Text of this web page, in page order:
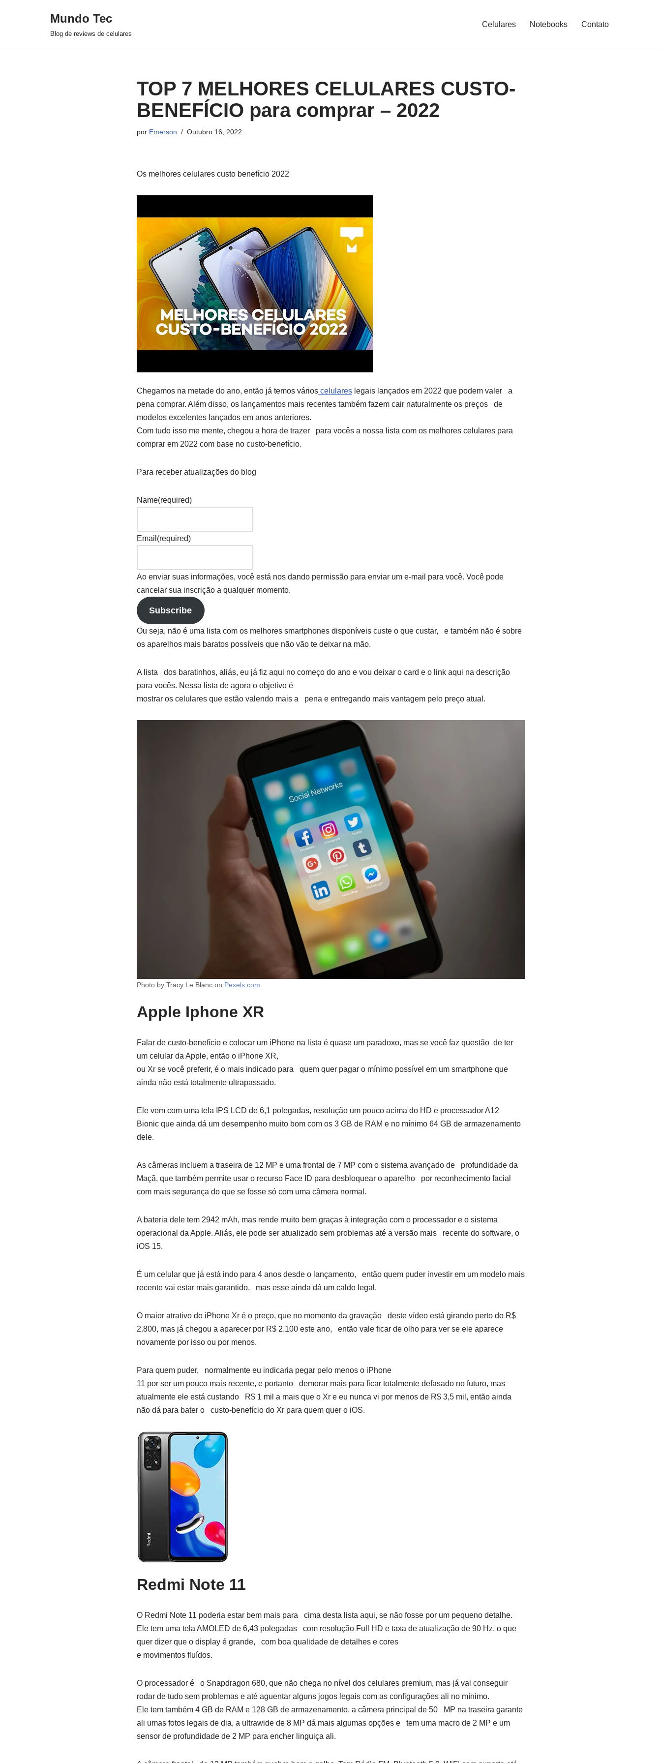
Mundo Tec
Blog de reviews de celulares
Celulares Notebooks Contato
TOP 7 MELHORES CELULARES CUSTO-
BENEFÍCIO para comprar – 2022
por Emerson Outubro 16, 2022
Os melhores celulares custo benefício 2022
Chegamos na metade do ano, então já temos várioscelulareslegais lançados em 2022 que podem valer a
pena comprar. Além disso, os lançamentos mais recentes também fazem cair naturalmente os preços de
modelos excelentes lançados em anos anteriores.
Com tudo isso me mente, chegou a hora de trazer para vocês a nossa lista com os melhores celulares para
comprar em 2022 com base no custo-benefício.
Para receber atualizações do blog
Name(required)
Email (required)
Ao enviar suas informações, você está nos dando permissão para enviar um e-mail para você. Você pode
cancelar sua inscrição a qualquer momento.
Subscribe
Ou seja, não é uma lista com os melhores smartphones disponíveis custe o que custar, e também não é sobre
os aparelhos mais baratos possíveis que não vão te deixar na mão.
A lista dos baratinhos, aliás, eu já fiz aqui no começo do ano e vou deixar o card e o link aqui na descrição
para vocês. Nessa lista de agora o objetivo é
mostrar os celulares que estão valendo mais a pena e entregando mais vantagem pelo preço atual.
Photo by Tracy Le Blanc on Pexels.com
Apple Iphone XR
Falar de custo-benefício e colocar um iPhone na lista é quase um paradoxo, mas se você faz questão de ter
um celular da Apple, então o iPhone XR,
ou Xr se você preferir, é o mais indicado para quem quer pagar o mínimo possível em um smartphone que
ainda não está totalmente ultrapassado.
Ele vem com uma tela IPS LCD de 6,1 polegadas, resolução um pouco acima do HD e processador A12
Bionic que ainda dá um desempenho muito bom com os 3 GB de RAM e no mínimo 64 GB de armazenamento
dele.
As câmeras incluem a traseira de 12 MP e uma frontal de 7 MP com o sistema avançado de profundidade da
Maçã, que também permite usar o recurso Face ID para desbloquear o aparelho por reconhecimento facial
com mais segurança do que se fosse só com uma câmera normal.
A bateria dele tem 2942 mAh, mas rende muito bem graças à integração com o processador e o sistema
operacional da Apple. Aliás, ele pode ser atualizado sem problemas até a versão mais recente do software, o
iOS 15.
É um celular que já está indo para 4 anos desde o lançamento, então quem puder investir em um modelo mais
recente vai estar mais garantido, mas esse ainda dá um caldo legal.
O maior atrativo do iPhone Xr é o preço, que no momento da gravação deste vídeo está girando perto do R$
2.800, mas já chegou a aparecer por R$ 2.100 este ano, então vale ficar de olho para ver se ele aparece
novamente por isso ou por menos.
Para quem puder, normalmente eu indicaria pegar pelo menos o iPhone
11 por ser um pouco mais recente, e portanto demorar mais para ficar totalmente defasado no futuro, mas
atualmente ele está custando R$ 1 mil a mais que o Xr e eu nunca vi por menos de R$ 3,5 mil, então ainda
não dá para bater o custo-benefício do Xr para quem quer o iOS.
Redmi Note 11
O Redmi Note 11 poderia estar bem mais para cima desta lista aqui, se não fosse por um pequeno detalhe.
Ele tem uma tela AMOLED de 6,43 polegadas com resolução Full HD e taxa de atualização de 90 Hz, o que
quer dizer que o display é grande, com boa qualidade de detalhes e cores
e movimentos fluídos.
O processador é o Snapdragon 680, que não chega no nível dos celulares premium, mas já vai conseguir
rodar de tudo sem problemas e até aguentar alguns jogos legais com as configurações ali no mínimo.
Ele tem também 4 GB de RAM e 128 GB de armazenamento, a câmera principal de 50 MP na traseira garante
ali umas fotos legais de dia, a ultrawide de 8 MP dá mais algumas opções e tem uma macro de 2 MP e um
sensor de profundidade de 2 MP para encher linguiça ali.